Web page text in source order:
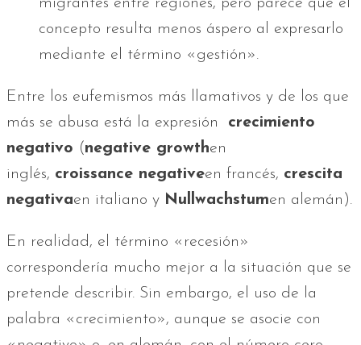
concepto resulta menos áspero al expresarlo
mediante el término «gestión».
Entre los eufemismos más llamativos y de los que
más se abusa está la expresión crecimiento
negativo (negative growthen
inglés, croissance negativeen francés, crescita
negativaen italiano y Nullwachstumen alemán).
En realidad, el término «recesión»
correspondería mucho mejor a la situación que se
pretende describir. Sin embargo, el uso de la
palabra «crecimiento», aunque se asocie con